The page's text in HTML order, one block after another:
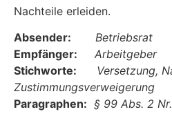
Nachteile erleiden.
Absender:
Betriebsrat
Empfänger:
Arbeitgeber
Stichworte:
Versetzung,
Zustimmungsverweigerung
Paragraphen: § 99 Abs. 2